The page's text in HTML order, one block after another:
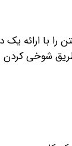
را با ارائه یک
شوخی کردن